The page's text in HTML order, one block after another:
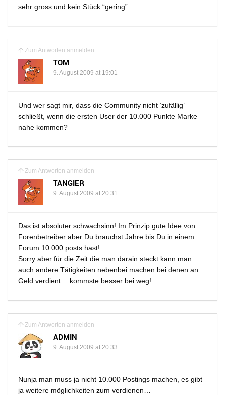
sehr gross und kein Stück “gering”.
Zum Antworten anmelden
TOM
9. August 2009 at 19:01
Und wer sagt mir, dass die Community nicht ‘zufällig’
schließt, wenn die ersten User der 10.000 Punkte Marke
nahe kommen?
Zum Antworten anmelden
TANGIER
9. August 2009 at 20:31
Das ist absoluter schwachsinn! Im Prinzip gute Idee von
Forenbetreiber aber Du brauchst Jahre bis Du in einem
Forum 10.000 posts hast!
Sorry aber für die Zeit die man darain steckt kann man
auch andere Tätigkeiten nebenbei machen bei denen an
Geld verdient… kommste besser bei weg!
Zum Antworten anmelden
ADMIN
9. August 2009 at 20:33
Nunja man muss ja nicht 10.000 Postings machen, es gibt
ja weitere möglichkeiten zum verdienen…